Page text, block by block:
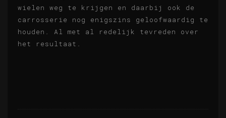
wielen weg te krijgen en daarbij ook de
carrosserie nog enigszins geloofwaardig te
houden. Al met al redelijk tevreden over
het resultaat.